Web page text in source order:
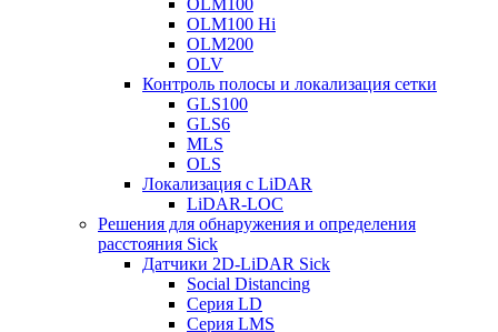
OLM100
OLM100 Hi
OLM200
OLV
Контроль полосы и локализация сетки
GLS100
GLS6
MLS
OLS
Локализация с LiDAR
LiDAR-LOC
Решения для обнаружения и определения
расстояния Sick
Датчики 2D-LiDAR Sick
Social Distancing
Серия LD
Серия LMS